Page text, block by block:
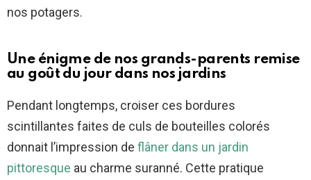
nos potagers.
Une énigme de nos grands-parents remise
au goût du jour dans nos jardins
Pendant longtemps, croiser ces bordures
scintillantes faites de culs de bouteilles colorés
donnait l’impression de flâner dans un jardin
pittoresque au charme suranné. Cette pratique